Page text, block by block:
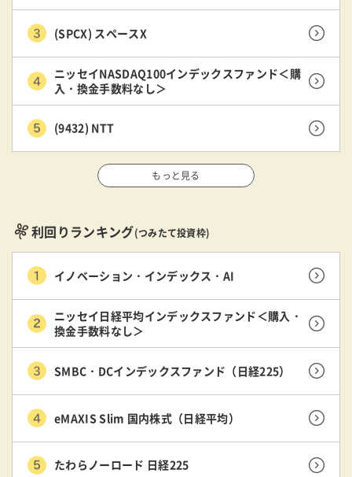
(SPCX) スペースX
ニッセイNASDAQ100インデックスファンド＜購
入・換金手数料なし＞
(9432) NTT
もっと見る
利回りランキング(つみたて投資枠)
イノベーション・インデックス・AI
ニッセイ日経平均インデックスファンド＜購入・
換金手数料なし＞
SMBC・DCインデックスファンド（日経225）
eMAXIS Slim 国内株式（日経平均）
たわらノーロード 日経225